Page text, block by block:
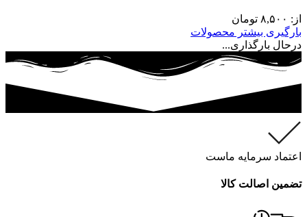
از: ۸,۵۰۰ تومان
بارگیری بیشتر محصولات
درحال بارگذاری...
اعتماد سرمایه ماست
تضمین اصالت کالا